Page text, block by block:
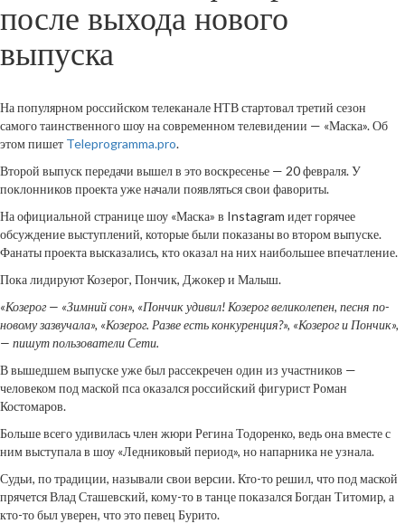
после выхода нового
выпуска
На популярном российском телеканале НТВ стартовал третий сезон
самого таинственного шоу на современном телевидении — «Маска». Об
этом пишет Teleprogramma.pro.
Второй выпуск передачи вышел в это воскресенье — 20 февраля. У
поклонников проекта уже начали появляться свои фавориты.
На официальной странице шоу «Маска» в Instagram идет горячее
обсуждение выступлений, которые были показаны во втором выпуске.
Фанаты проекта высказались, кто оказал на них наибольшее впечатление.
Пока лидируют Козерог, Пончик, Джокер и Малыш.
«Козерог — «Зимний сон», «Пончик удивил! Козерог великолепен, песня по-
новому зазвучала», «Козерог. Разве есть конкуренция?», «Козерог и Пончик»,
— пишут пользователи Сети.
В вышедшем выпуске уже был рассекречен один из участников —
человеком под маской пса оказался российский фигурист Роман
Костомаров.
Больше всего удивилась член жюри Регина Тодоренко, ведь она вместе с
ним выступала в шоу «Ледниковый период», но напарника не узнала.
Судьи, по традиции, называли свои версии. Кто-то решил, что под маской
прячется Влад Сташевский, кому-то в танце показался Богдан Титомир, а
кто-то был уверен, что это певец Бурито.